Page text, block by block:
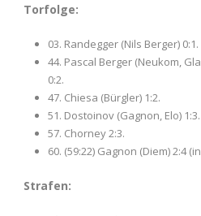
Torfolge:
03. Randegger (Nils Berger) 0:1.
44. Pascal Berger (Neukom,
0:2.
47. Chiesa (Bürgler) 1:2.
51. Dostoinov (Gagnon, Elo) 1:3.
57. Chorney 2:3.
60. (59:22) Gagnon (Diem) 2:4
Strafen: